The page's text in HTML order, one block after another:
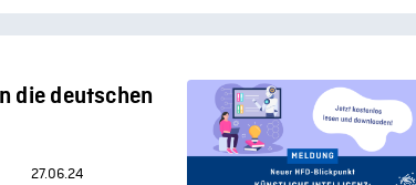
die deutschen
27.06.24